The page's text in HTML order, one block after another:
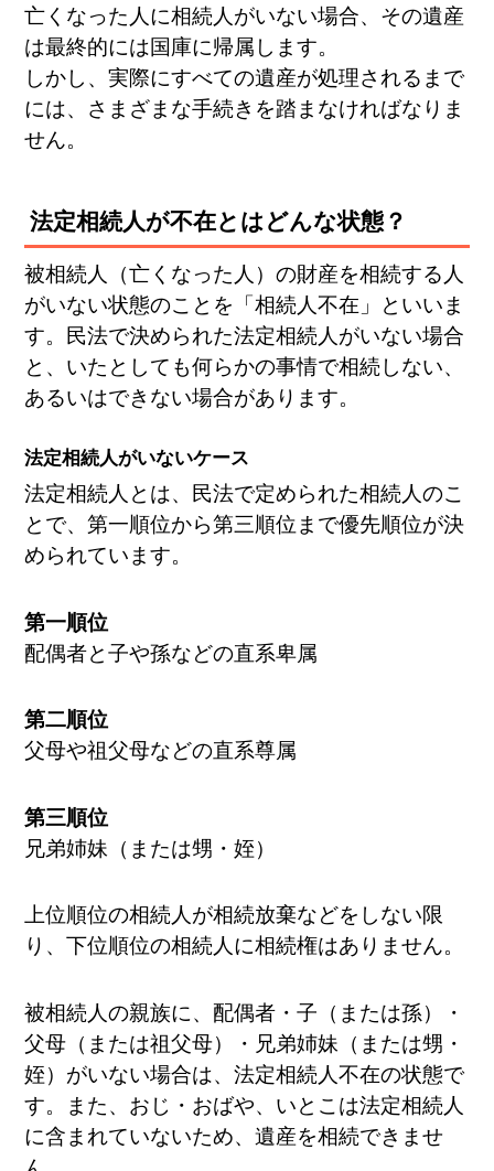
亡くなった人に相続人がいない場合、その遺産
は最終的には国庫に帰属します。
しかし、実際にすべての遺産が処理されるまで
には、さまざまな手続きを踏まなければなりま
せん。
法定相続人が不在とはどんな状態？
被相続人（亡くなった人）の財産を相続する人
がいない状態のことを「相続人不在」といいま
す。民法で決められた法定相続人がいない場合
と、いたとしても何らかの事情で相続しない、
あるいはできない場合があります。
法定相続人がいないケース
法定相続人とは、民法で定められた相続人のこ
とで、第一順位から第三順位まで優先順位が決
められています。
第一順位
配偶者と子や孫などの直系卑属
第二順位
父母や祖父母などの直系尊属
第三順位
兄弟姉妹（または甥・姪）
上位順位の相続人が相続放棄などをしない限
り、下位順位の相続人に相続権はありません。
被相続人の親族に、配偶者・子（または孫）・
父母（または祖父母）・兄弟姉妹（または甥・
姪）がいない場合は、法定相続人不在の状態で
す。また、おじ・おばや、いとこは法定相続人
に含まれていないため、遺産を相続できませ